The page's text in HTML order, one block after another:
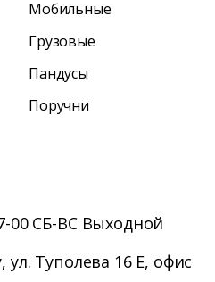
Мобильные
Грузовые
Пандусы
Поручни
00 СБ-ВС Выходной
ул. Туполева 16 Е, офис